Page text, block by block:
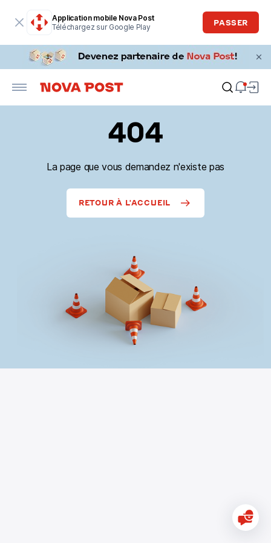
Application mobile Nova Post
Téléchargez sur Google Play
PASSER
404
La page que vous demandez n'existe pas
RETOUR À L'ACCUEIL